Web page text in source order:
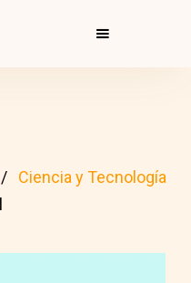
Ciencia y Tecnología